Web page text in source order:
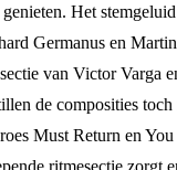
Het
Germanus en
van Victor Varga
de composities
Must Return en
ritmesectie zorgt